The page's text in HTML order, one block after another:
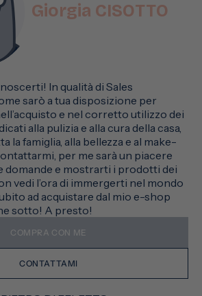
Giorgia CISOTTO
In qualità di Sales
sarò a tua disposizione per
e nel corretto utilizzo dei
alla pulizia e alla cura della casa,
la famiglia, alla bellezza e al make-
per me sarà un piacere
domande e mostrarti i prodotti dei
vedi l’ora di immergerti nel mondo
ad acquistare dal mio e-shop
sotto! A presto!
COMPRA CON ME
CONTATTAMI